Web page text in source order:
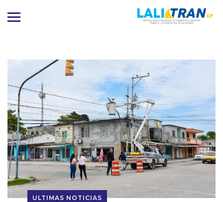
ULTIMAS NOTICIAS